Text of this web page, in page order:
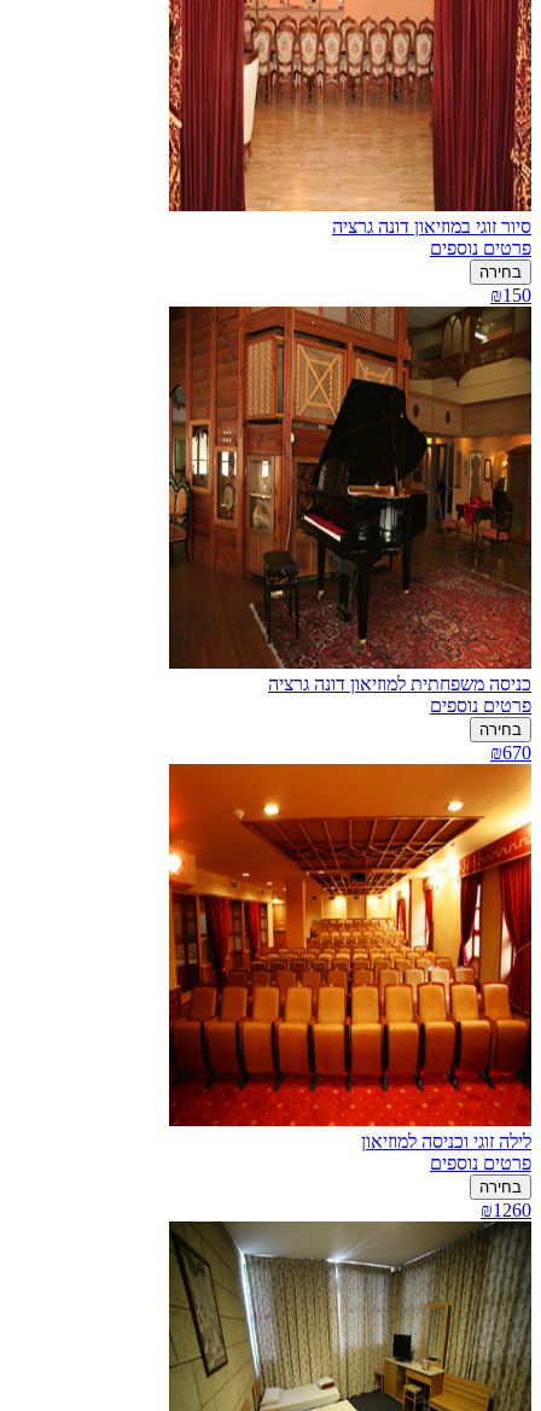
סיור זוגי במוזיאון דונה גרציה
פרטים נוספים
בחירה
₪150
כניסה משפחתית למוזיאון דונה גרציה
פרטים נוספים
בחירה
₪670
לילה זוגי וכניסה למוזיאון
פרטים נוספים
בחירה
₪1260